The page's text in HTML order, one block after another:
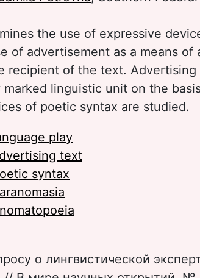
the use of expressive
of advertisement as a means of
recipient of the text. Advertising
marked linguistic unit on the
of poetic syntax are studied.
play
text
syntax
о лингвистической